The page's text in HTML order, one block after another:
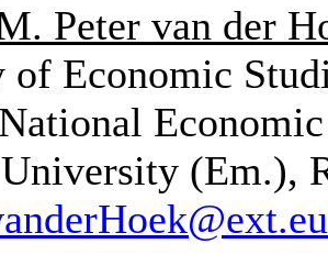
Peter van der
of Economic
(Em.),